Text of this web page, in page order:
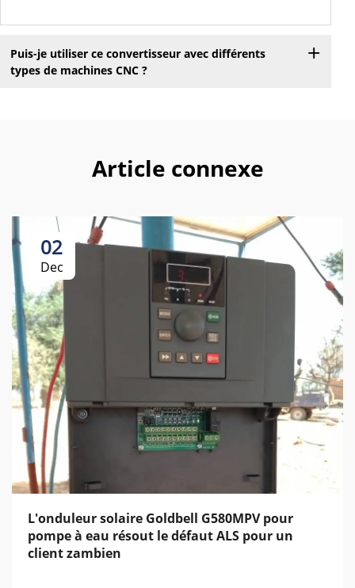
Puis-je utiliser ce convertisseur avec différents
types de machines CNC ?
Article connexe
02
Dec
L'onduleur solaire Goldbell G580MPV pour
pompe à eau résout le défaut ALS pour un
client zambien